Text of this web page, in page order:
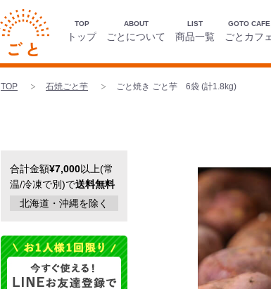
TOP
トップ
ABOUT
ごとについて
LIST
商品一覧
GOTO CAFE
ごとカフェ
TOP 石焼ごと芋 ごと焼き ごと芋 6袋 (計1.8kg)
合計金額¥7,000以上(常
温/冷凍で別)で送料無料
北海道・沖縄を除く